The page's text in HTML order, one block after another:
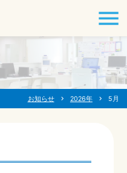
お知らせ chevron_right 2026年 chevron_right 5月